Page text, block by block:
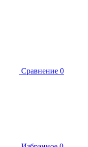
Сравнение 0